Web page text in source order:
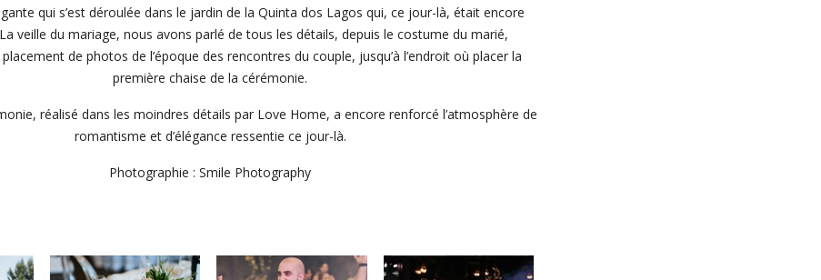
qui s’est déroulée dans le jardin de la Quinta dos Lagos qui, ce jour-là, était encore
veille du mariage, nous avons parlé de tous les détails, depuis le costume du marié,
de photos de l’époque des rencontres du couple, jusqu’à l’endroit où placer la
première chaise de la cérémonie.
réalisé dans les moindres détails par Love Home, a encore renforcé l’atmosphère de
romantisme et d’élégance ressentie ce jour-là.
Photographie : Smile Photography